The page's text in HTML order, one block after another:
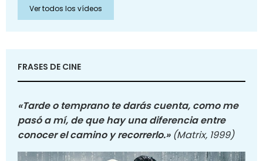
Ver todos los vídeos
FRASES DE CINE
«Tarde o temprano te darás cuenta, como me
pasó a mí, de que hay una diferencia entre
conocer el camino y recorrerlo.» (Matrix, 1999)